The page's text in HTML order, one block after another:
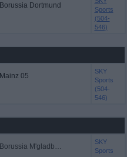
Borussia Dortmund
Sports
(504-
546)
Mainz 05
SKY
Sports
(504-
546)
Borussia M'gladbach
SKY
Sports